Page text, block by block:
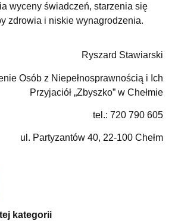
wyceny świadczeń, starzenia się
zdrowia i niskie wynagrodzenia.
Ryszard Stawiarski
Osób z Niepełnosprawnością i Ich
Przyjaciół „Zbyszko” w Chełmie
tel.: 720 790 605
ul. Partyzantów 40, 22-100 Chełm
kategorii